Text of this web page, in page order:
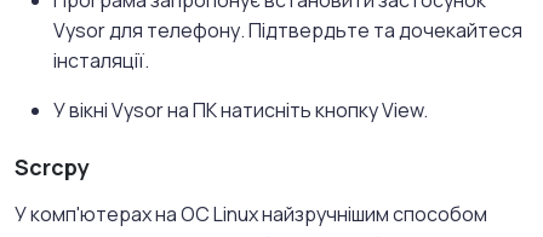
Vysor для телефону. Підтвердьте та дочекайтеся
інсталяції.
У вікні Vysor на ПК натисніть кнопку View.
Scrcpy
У комп'ютерах на ОС Linux найзручнішим способом